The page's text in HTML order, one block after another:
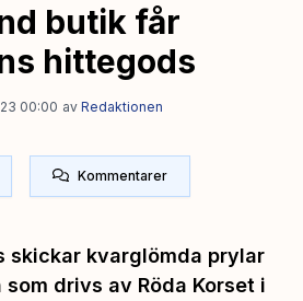
butik får
hittegods
00:00 av Redaktionen
Kommentarer
skickar kvarglömda prylar
drivs av Röda Korset i